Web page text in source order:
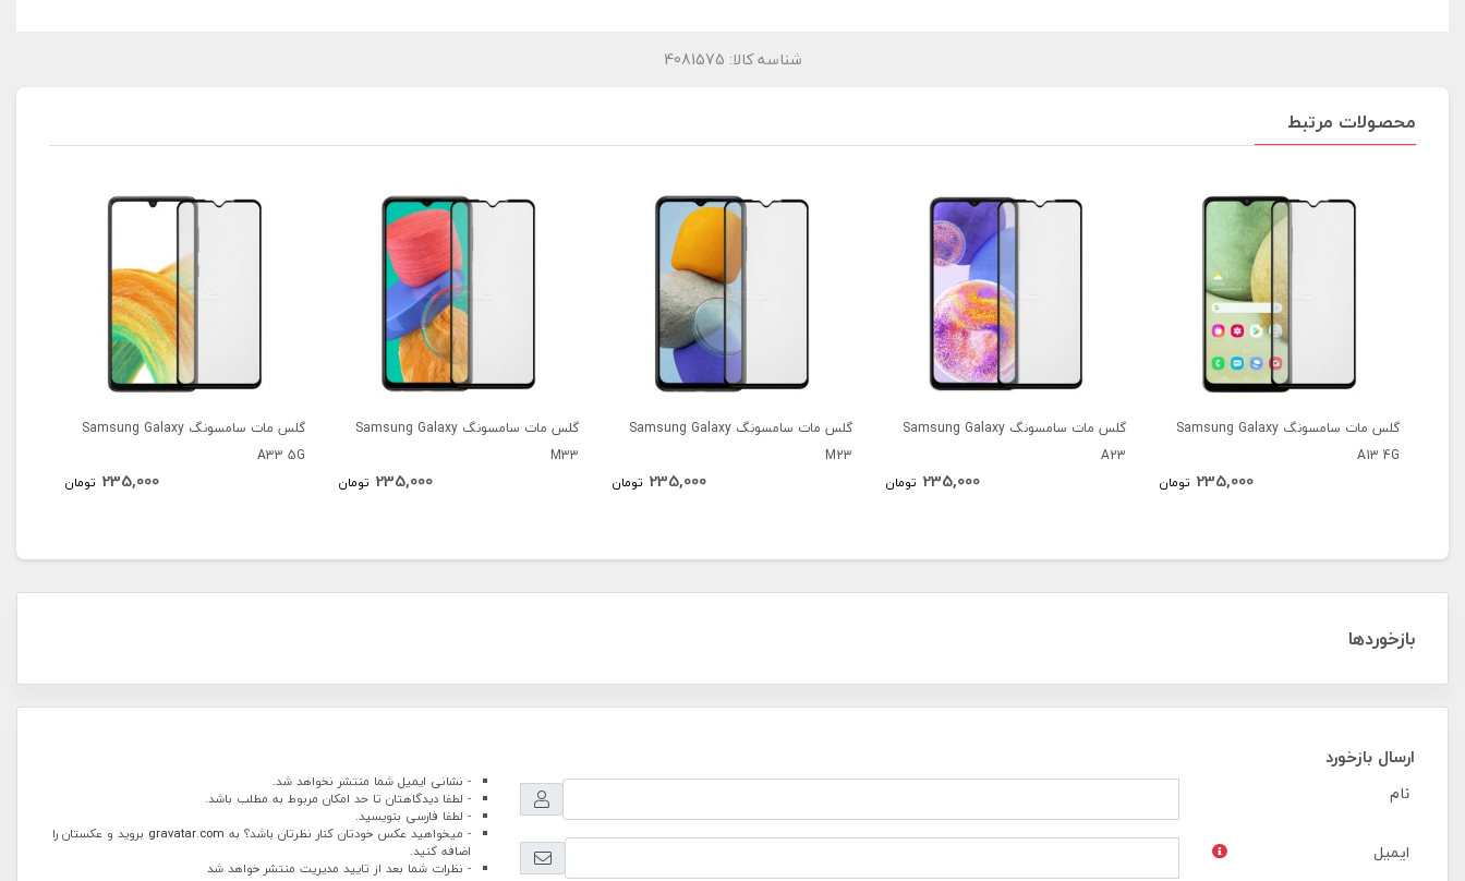
شناسه کالا: 4081575
محصولات مرتبط
گلس مات سامسونگ Samsung Galaxy
A13 4G
235,000 تومان
گلس مات سامسونگ Samsung Galaxy
A23
235,000 تومان
گلس مات سامسونگ Samsung Galaxy
M23
235,000 تومان
گلس مات سامسونگ Samsung Galaxy
M33
235,000 تومان
گلس مات سامسونگ Samsung Galaxy
A33 5G
235,000 تومان
بازخوردها
ارسال بازخورد
نام
ایمیل
- نشانی ایمیل شما منتشر نخواهد شد.
- لطفا دیدگاهتان تا حد امکان مربوط به مطلب باشد.
- لطفا فارسی بنویسید.
- میخواهید عکس خودتان کنار نظرتان باشد؟ به gravatar.com بروید و عکستان را
اضافه کنید.
- نظرات شما بعد از تایید مدیریت منتشر خواهد شد